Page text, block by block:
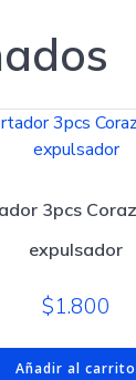
3pcs
expulsador
$1.800
Añadir al carrito